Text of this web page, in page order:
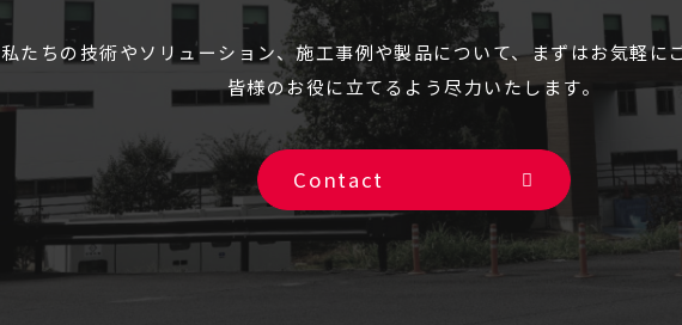
私たちの技術やソリューション、施⼯事例や製品について、まずはお気軽に
皆様のお役に立てるよう尽力いたします。
Contact